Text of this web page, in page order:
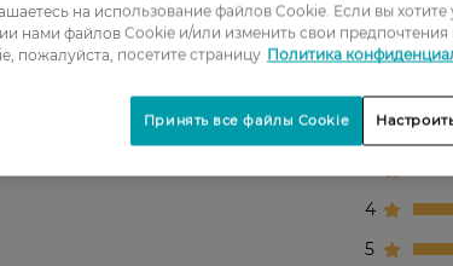
4
5
на использование файлов Cookie. Если вы
нами файлов Cookie и/или изменить свои
пожалуйста, посетите страницу Политика
Принять все файлы Cookie